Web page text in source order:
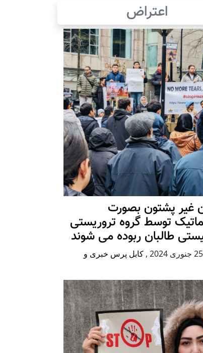
اعتراض
غیر پشتون بصورت
توسط گروه تروریستی
طالبان ربوده می شوند
, کابل پرس خبری و